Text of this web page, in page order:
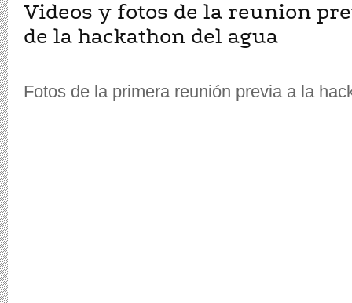
Videos y fotos de la reunion
de la hackathon del agua
Fotos de la primera reunión previa a la